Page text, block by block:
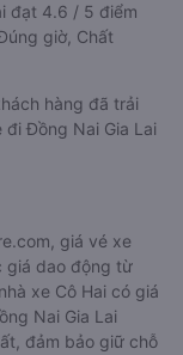
đạt 4.6 / 5 điểm
giờ, Chất
hàng đã trải
đi Đồng Nai Gia Lai
giá vé xe
giá dao động từ
xe Cô Hai có giá
Nai Gia Lai
đảm bảo giữ chỗ